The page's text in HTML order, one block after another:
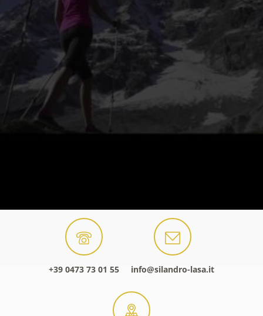
+39 0473 73 01 55 info@silandro-lasa.it